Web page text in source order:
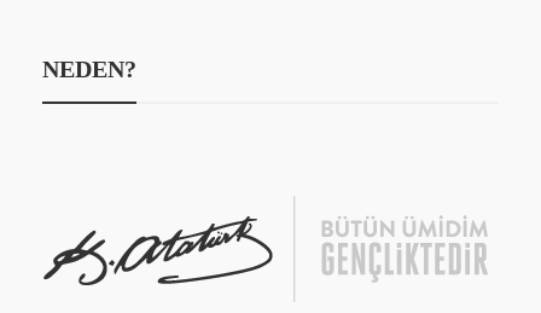
NEDEN?